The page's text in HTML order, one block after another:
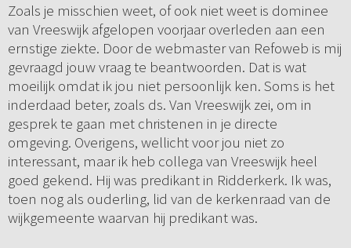
Zoals je misschien weet, of ook niet weet is dominee
van Vreeswijk afgelopen voorjaar overleden aan een
ernstige ziekte. Door de webmaster van Refoweb is mij
gevraagd jouw vraag te beantwoorden. Dat is wat
moeilijk omdat ik jou niet persoonlijk ken. Soms is het
inderdaad beter, zoals ds. Van Vreeswijk zei, om in
gesprek te gaan met christenen in je directe
omgeving. Overigens, wellicht voor jou niet zo
interessant, maar ik heb collega van Vreeswijk heel
goed gekend. Hij was predikant in Ridderkerk. Ik was,
toen nog als ouderling, lid van de kerkenraad van de
wijkgemeente waarvan hij predikant was.